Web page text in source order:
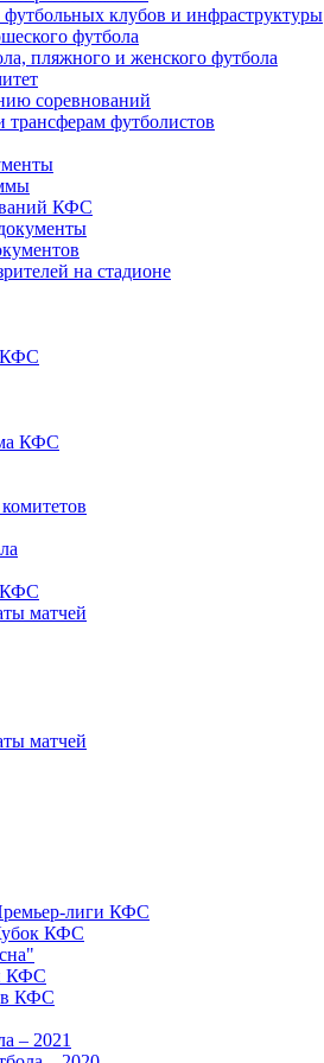
клубов и инфраструктуры
футбола
пляжного и женского футбола
соревнований
трансферам футболистов
КФС
на стадионе
КФС
КФС
КФС
матчей
матчей
лиги КФС
КФС
КФС
КФС
– 2021